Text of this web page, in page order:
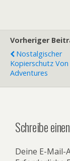
Vorheriger
Nostalgischer
Kopierschutz
Adventures
Schreibe
Deine E-Mail-